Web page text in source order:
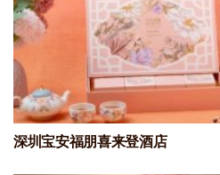
深圳宝安福朋喜来登酒店